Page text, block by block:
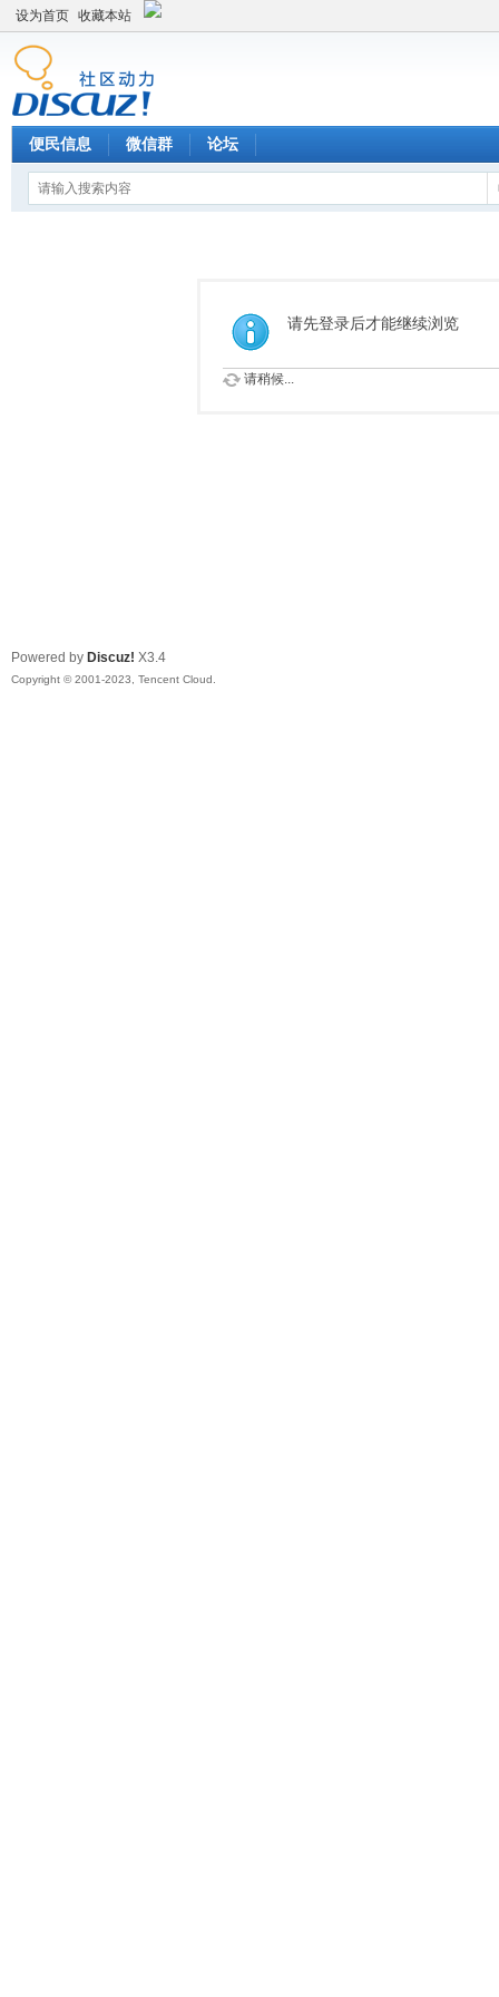
设为首页 收藏本站
便民信息 微信群 论坛
请先登录后才能继续浏览
请稍候...
Powered by Discuz! X3.4
Copyright © 2001-2023, Tencent Cloud.